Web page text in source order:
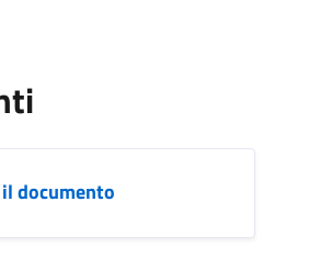
documento